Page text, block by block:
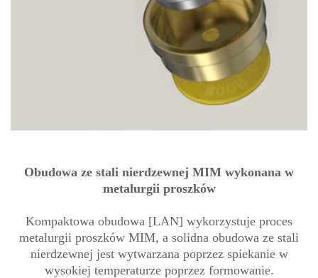
Obudowa ze stali nierdzewnej MIM wykonana w
metalurgii proszków
Kompaktowa obudowa [LAN] wykorzystuje proces
metalurgii proszków MIM, a solidna obudowa ze stali
nierdzewnej jest wytwarzana poprzez spiekanie w
wysokiej temperaturze poprzez formowanie.